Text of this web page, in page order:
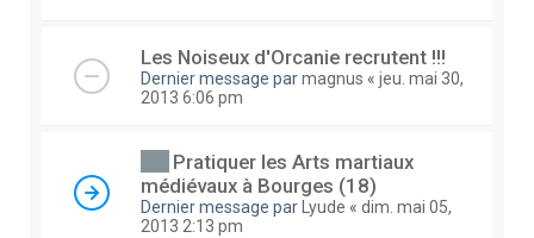
Les Noiseux d'Orcanie recrutent !!!
Dernier message parmagnus « jeu. mai 30,
2013 6:06 pm
Pratiquer les Arts martiaux
médiévaux à Bourges (18)
Dernier message par Lyude « dim. mai 05,
2013 2:13 pm